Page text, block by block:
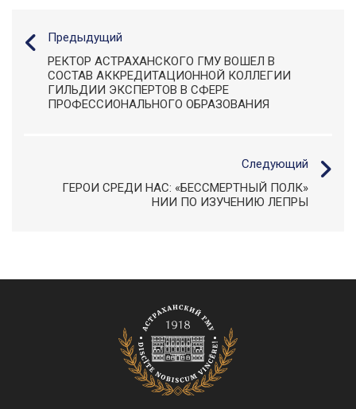
Предыдущий
РЕКТОР АСТРАХАНСКОГО ГМУ ВОШЕЛ В
СОСТАВ АККРЕДИТАЦИОННОЙ КОЛЛЕГИИ
ГИЛЬДИИ ЭКСПЕРТОВ В СФЕРЕ
ПРОФЕССИОНАЛЬНОГО ОБРАЗОВАНИЯ
Следующий
ГЕРОИ СРЕДИ НАС: «БЕССМЕРТНЫЙ ПОЛК»
НИИ ПО ИЗУЧЕНИЮ ЛЕПРЫ